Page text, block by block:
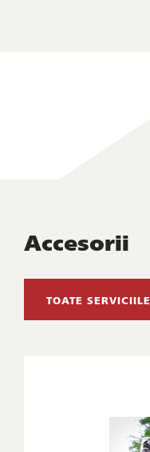
Accesorii
TOATE SERVICIILE